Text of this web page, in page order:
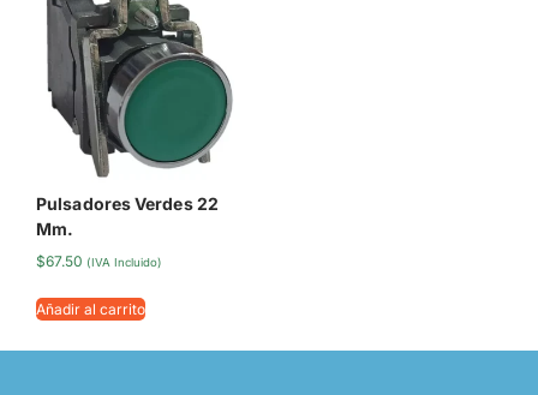
Pulsadores Verdes 22
Mm.
$67.50 (IVA Incluido)
Añadir al carrito